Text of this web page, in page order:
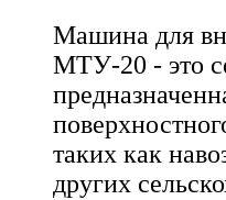
Машина для
МТУ-20 - это
таких как
других